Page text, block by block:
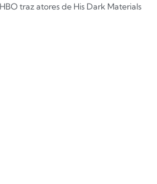
traz atores de His Dark Materials